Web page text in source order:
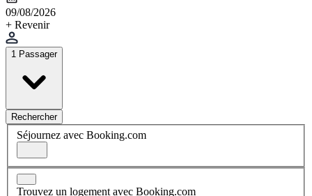
09/08/2026
+ Revenir
1 Passager
Rechercher
Séjournez avec Booking.com
Trouvez un logement avec Booking.com